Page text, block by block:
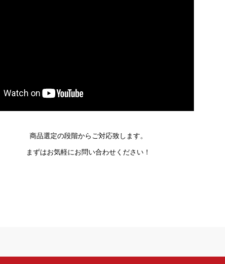
商品選定の段階からご対応致します。
まずはお気軽にお問い合わせください！